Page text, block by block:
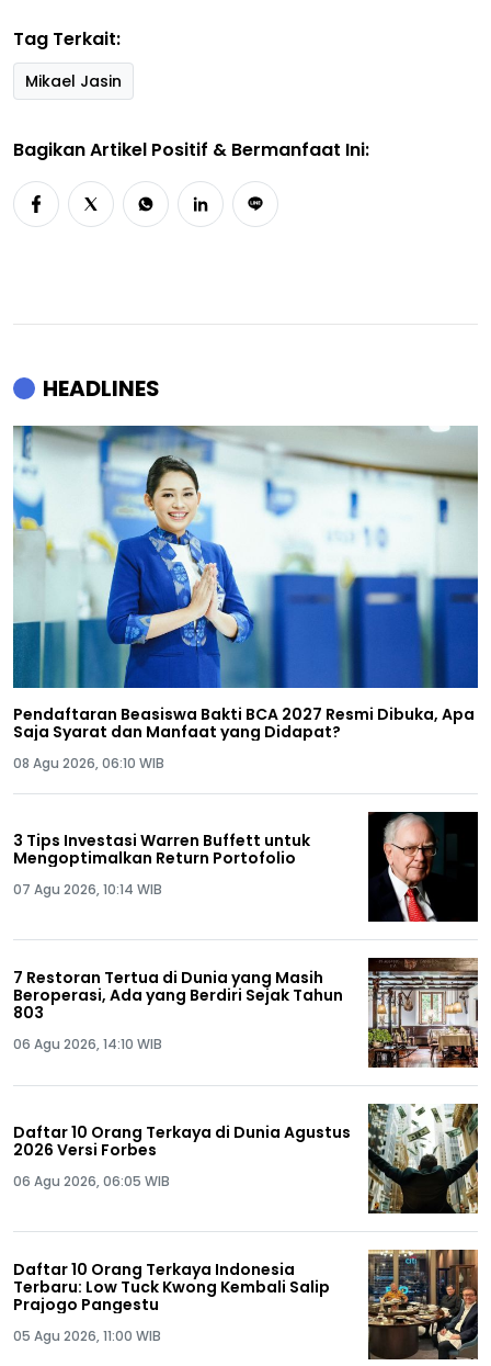
Tag Terkait:
Mikael Jasin
Bagikan Artikel Positif & Bermanfaat Ini:
HEADLINES
Pendaftaran Beasiswa Bakti BCA 2027 Resmi Dibuka, Apa
Saja Syarat dan Manfaat yang Didapat?
08 Agu 2026, 06:10 WIB
3 Tips Investasi Warren Buffett untuk
Mengoptimalkan Return Portofolio
07 Agu 2026, 10:14 WIB
7 Restoran Tertua di Dunia yang Masih
Beroperasi, Ada yang Berdiri Sejak Tahun
803
06 Agu 2026, 14:10 WIB
Daftar 10 Orang Terkaya di Dunia Agustus
2026 Versi Forbes
06 Agu 2026, 06:05 WIB
Daftar 10 Orang Terkaya Indonesia
Terbaru: Low Tuck Kwong Kembali Salip
Prajogo Pangestu
05 Agu 2026, 11:00 WIB